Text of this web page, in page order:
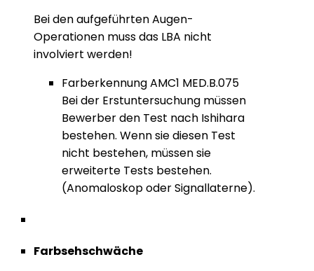
Bei den aufgeführten Augen-
Operationen muss das LBA nicht
involviert werden!
Farberkennung AMC1 MED.B.075
Bei der Erstuntersuchung müssen
Bewerber den Test nach Ishihara
bestehen. Wenn sie diesen Test
nicht bestehen, müssen sie
erweiterte Tests bestehen.
(Anomaloskop oder Signallaterne).
Farbsehschwäche